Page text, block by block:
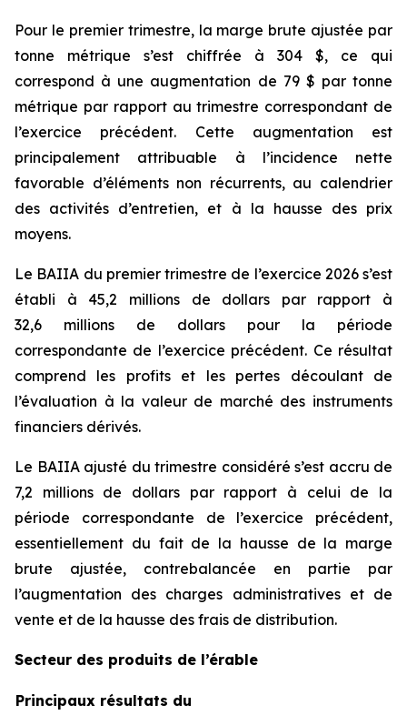
Pour le premier trimestre, la marge brute ajustée par
tonne métrique s’est chiffrée à 304 $, ce qui
correspond à une augmentation de 79 $ par tonne
métrique par rapport au trimestre correspondant de
l’exercice précédent. Cette augmentation est
principalement attribuable à l’incidence nette
favorable d’éléments non récurrents, au calendrier
des activités d’entretien, et à la hausse des prix
moyens.
Le BAIIA du premier trimestre de l’exercice 2026 s’est
établi à 45,2 millions de dollars par rapport à
32,6 millions de dollars pour la période
correspondante de l’exercice précédent. Ce résultat
comprend les profits et les pertes découlant de
l’évaluation à la valeur de marché des instruments
financiers dérivés.
Le BAIIA ajusté du trimestre considéré s’est accru de
7,2 millions de dollars par rapport à celui de la
période correspondante de l’exercice précédent,
essentiellement du fait de la hausse de la marge
brute ajustée, contrebalancée en partie par
l’augmentation des charges administratives et de
vente et de la hausse des frais de distribution.
Secteur des produits de l’érable
Principaux résultats du